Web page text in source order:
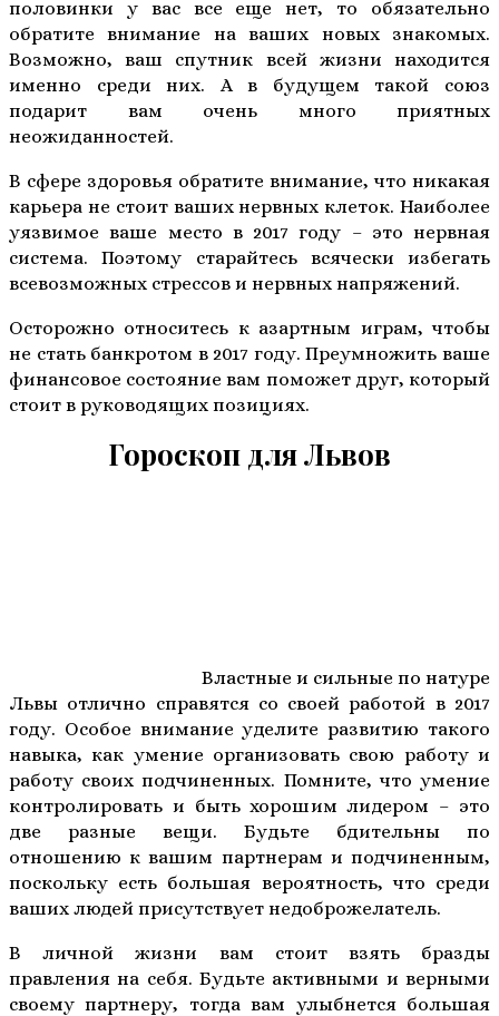
половинки у вас все еще нет, то обязательно
обратите внимание на ваших новых знакомых.
Возможно, ваш спутник всей жизни находится
именно среди них. А в будущем такой союз
подарит вам очень много приятных
неожиданностей.
В сфере здоровья обратите внимание, что никакая
карьера не стоит ваших нервных клеток. Наиболее
уязвимое ваше место в 2017 году – это нервная
система. Поэтому старайтесь всячески избегать
всевозможных стрессов и нервных напряжений.
Осторожно относитесь к азартным играм, чтобы
не стать банкротом в 2017 году. Преумножить ваше
финансовое состояние вам поможет друг, который
стоит в руководящих позициях.
Гороскоп для Львов
Властные и сильные по натуре
Львы отлично справятся со своей работой в 2017
году. Особое внимание уделите развитию такого
навыка, как умение организовать свою работу и
работу своих подчиненных. Помните, что умение
контролировать и быть хорошим лидером – это
две разные вещи. Будьте бдительны по
отношению к вашим партнерам и подчиненным,
поскольку есть большая вероятность, что среди
ваших людей присутствует недоброжелатель.
В личной жизни вам стоит взять бразды
правления на себя. Будьте активными и верными
своему партнеру, тогда вам улыбнется большая